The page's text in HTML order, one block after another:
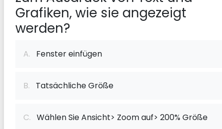
Grafiken, wie sie angezeigt
werden?
A. Fenster einfügen
B. Tatsächliche Größe
C. Wählen Sie Ansicht> Zoom auf> 200% Größe